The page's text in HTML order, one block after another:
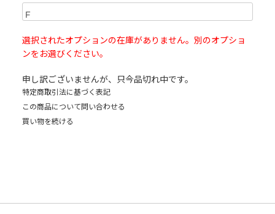
選択されたオプションの在庫がありません。別のオプショ
ンをお選びください。
申し訳ございませんが、只今品切れ中です。
特定商取引法に基づく表記
この商品について問い合わせる
買い物を続ける